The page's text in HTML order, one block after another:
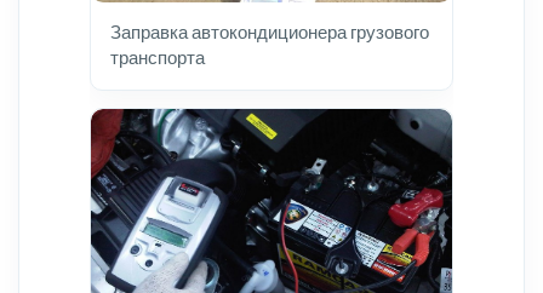
Заправка автокондиционера грузового
транспорта